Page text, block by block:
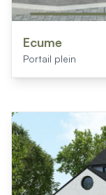
Ecume
Portail plein